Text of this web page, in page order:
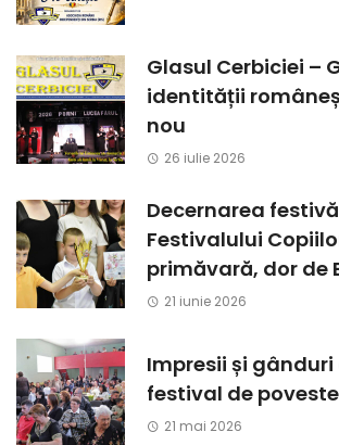
Glasul Cerbiciei –
identității
nou
26 iulie 2026
Decernarea
Festivalului
primăvară, dor de
21 iunie 2026
Impresii și gânduri
festival de poveste
21 mai 2026